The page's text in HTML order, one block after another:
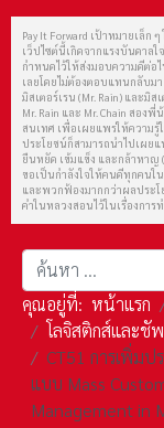
Pay It Forward เป้าหมายเล็ก
เว็ปไซต์นี้เกิดจากแรงบันดาลใ
กำหนดไว้ให้ส่งมอบความดีต่อ
เลยโดยไม่ต้องตอบแทนกลับม
มิสเตอร์เรน (Mr. Rain) และมิส
Mr. Rain และ Mr. Chain สอ
สนเทศ เพื่อเผยแพร่ให้ความรู้
ประโยชน์ก็สามารถนำไปเผย
ยืนหยัด เข้มแข็ง และกล้าหาญ
ขอเป็นกำลังใจให้คนดีทุกคนใ
และพวกฟ้องมากกว่าผลประ
คำในหลวงสอนไว้ในเรื่องการ
การค้นหา
คุณอยู่ที่: หน้าแรก
โลจิสติกส์และชั
CT51 การเพิ่ม
แบบ Mass
Management in